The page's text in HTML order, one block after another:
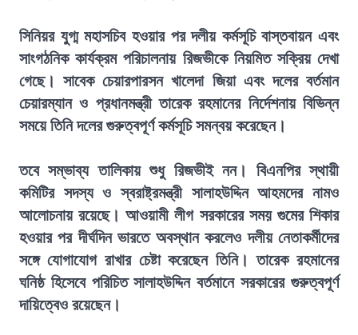
সিনিয়র যুগ্ম মহাসচিব হওয়ার পর দলীয় কর্মসূচি বাস্তবায়ন এবং
সাংগঠনিক কার্যক্রম পরিচালনায় রিজভীকে নিয়মিত সক্রিয় দেখা
গেছে। সাবেক চেয়ারপারসন খালেদা জিয়া এবং দলের বর্তমান
চেয়ারম্যান ও প্রধানমন্ত্রী তারেক রহমানের নির্দেশনায় বিভিন্ন
সময়ে তিনি দলের গুরুত্বপূর্ণ কর্মসূচি সমন্বয় করেছেন।
তবে সম্ভাব্য তালিকায় শুধু রিজভীই নন। বিএনপির স্থায়ী
কমিটির সদস্য ও স্বরাষ্ট্রমন্ত্রী সালাহউদ্দিন আহমদের নামও
আলোচনায় রয়েছে। আওয়ামী লীগ সরকারের সময় গুমের শিকার
হওয়ার পর দীর্ঘদিন ভারতে অবস্থান করলেও দলীয় নেতাকর্মীদের
সঙ্গে যোগাযোগ রাখার চেষ্টা করেছেন তিনি। তারেক রহমানের
ঘনিষ্ঠ হিসেবে পরিচিত সালাহউদ্দিন বর্তমানে সরকারের গুরুত্বপূর্ণ
দায়িত্বেও রয়েছেন।